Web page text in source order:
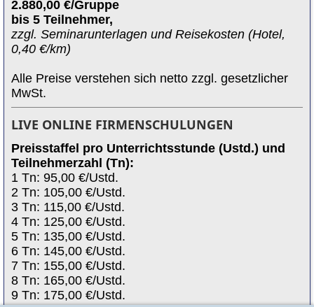
2.880,00 €/Gruppe
bis 5 Teilnehmer,
zzgl. Seminarunterlagen und Reisekosten (Hotel,
0,40 €/km)
Alle Preise verstehen sich netto zzgl. gesetzlicher
MwSt.
LIVE ONLINE FIRMENSCHULUNGEN
Preisstaffel pro Unterrichtsstunde (Ustd.) und
Teilnehmerzahl (Tn):
1 Tn: 95,00 €/Ustd.
2 Tn: 105,00 €/Ustd.
3 Tn: 115,00 €/Ustd.
4 Tn: 125,00 €/Ustd.
5 Tn: 135,00 €/Ustd.
6 Tn: 145,00 €/Ustd.
7 Tn: 155,00 €/Ustd.
8 Tn: 165,00 €/Ustd.
9 Tn: 175,00 €/Ustd.